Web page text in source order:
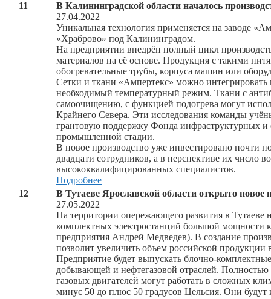
11
В Калининградской области началось
27.04.2022
Уникальная технология применяется на заводе
«Храброво» под Калининградом.
На предприятии внедрён полный цикл
материалов на её основе. Продукция с такими
обогревательные трубы, корпуса машин или
Сетки и ткани «Ампертекс» можно интегрировать
необходимый температурный режим. Ткани с
самоочищению, с функцией подогрева могут
Крайнего Севера. Эти исследования команды
грантовую поддержку Фонда инфраструктурных
промышленной стадии.
В новое производство уже инвестировано почти
двадцати сотрудников, а в перспективе их число
высококвалифицированных специалистов.
Подробнее
12
В Тутаеве Ярославской области открыто новое
27.05.2022
На территории опережающего развития в Тутаеве
комплектных электростанций большой
предприятия Андрей Медведев). В создание
позволит увеличить объем российской
Предприятие будет выпускать блочно-
добывающей и нефтегазовой отраслей.
газовых двигателей могут работать в сложных
минус 50 до плюс 50 градусов Цельсия. Они